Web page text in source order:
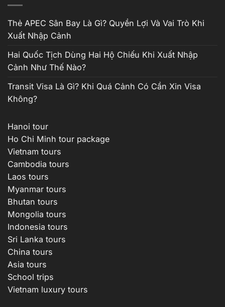
₫17,200,000
Thẻ APEC Sân Bay Là Gì? Quyền Lợi Và Vai Trò Khi
Xuất Nhập Cảnh
Hai Quốc Tịch Dùng Hai Hộ Chiếu Khi Xuất Nhập
Cảnh Như Thế Nào?
Transit Visa Là Gì? Khi Quá Cảnh Có Cần Xin Visa
Không?
Hanoi tour
Ho Chi Minh tour package
Vietnam tours
Cambodia tours
Laos tours
Myanmar tours
Bhutan tours
Mongolia tours
Indonesia tours
Sri Lanka tours
China tours
Asia tours
School trips
Vietnam luxury tours